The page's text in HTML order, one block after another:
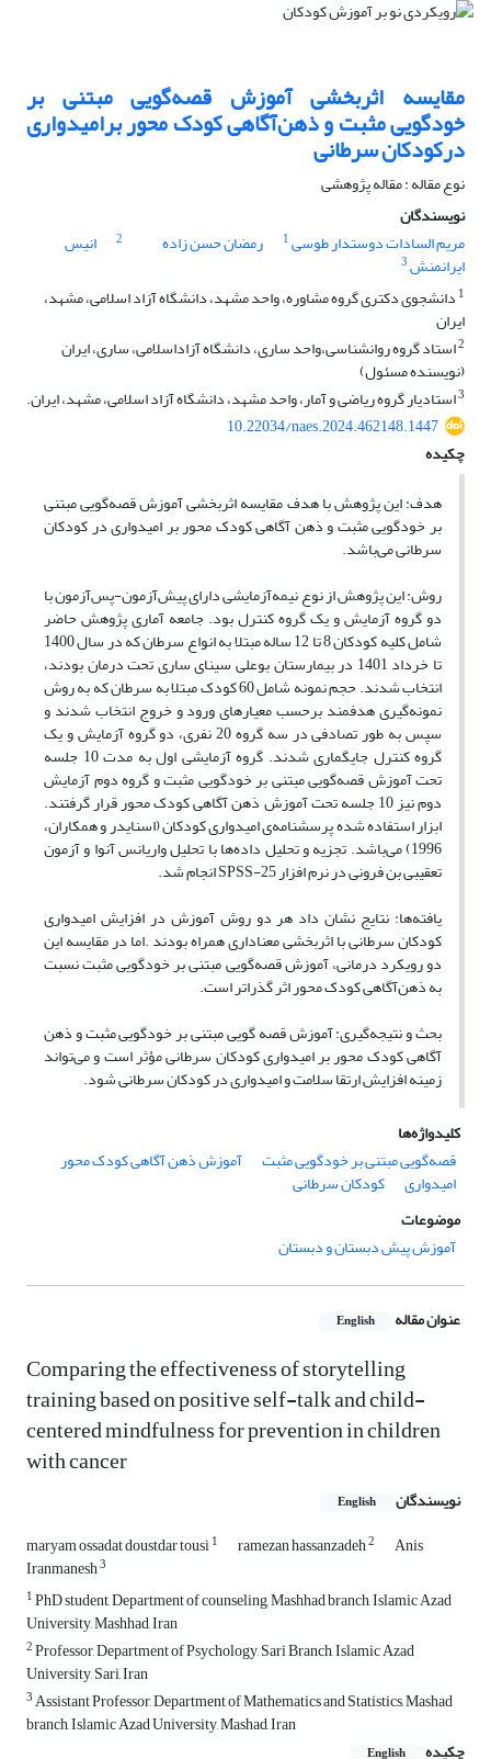
مقایسه اثربخشی آموزش قصه‌گویی مبتنی بر
خودگویی مثبت و ذهن‌آگاهی کودک محور برامیدواری
درکودکان سرطانی
نوع مقاله : مقاله پژوهشی
نویسندگان
مریم السادات دوستدار طوسی1 رمضان حسن زاده 2 انیس
ایرانمنش3
1 دانشجوی دکتری گروه مشاوره، واحد مشهد، دانشگاه آزاد اسلامی، مشهد،
ایران
2استاد گروه روانشناسی،واحد ساری، دانشگاه آزاداسلامی، ساری، ایران
(نویسنده مسئول)
3استادیار گروه ریاضی و آمار، واحد مشهد، دانشگاه آزاد اسلامی، مشهد، ایران.
10.22034/naes.2024.462148.1447
چکیده
هدف: این پژوهش با هدف مقایسه اثربخشی آموزش قصه‌گویی مبتنی
بر خودگویی مثبت و ذهن آگاهی کودک محور بر امیدواری در کودکان
سرطانی می‌باشد.
روش: این پژوهش از نوع نیمه‌آزمایشی دارای پیش‌آزمون-پس‌آزمون با
دو گروه آزمایش و یک گروه کنترل بود. جامعه آماری پژوهش حاضر
شامل کلیه کودکان 8 تا 12 ساله مبتلا به انواع سرطان که در سال 1400
تا خرداد 1401 در بیمارستان بوعلی سینای ساری تحت درمان بودند،
انتخاب شدند. حجم نمونه شامل 60 کودک مبتلا به سرطان که به روش
نمونه‌گیری هدفمند برحسب معیارهای ورود و خروج انتخاب شدند و
سپس به طور تصادفی در سه گروه 20 نفری، دو گروه آزمایش و یک
گروه کنترل جایگماری شدند. گروه آزمایشی اول به مدت 10 جلسه
تحت آموزش قصه‌‌گویی مبتنی بر خودگویی مثبت و گروه دوم آزمایش
دوم نیز 10 جلسه تحت آموزش ذهن آگاهی کودک محور قرار گرفتند.
ابزار استفاده شده پرسشنامه‌ی امیدواری کودکان (اسنایدر و همکاران،
1996) می‌باشد. تجزیه و تحلیل داده‌ها با تحلیل واریانس آنوا و آزمون
تعقیبی بن فرونی در نرم افزار SPSS-25 انجام شد.
یافته‌ها: نتایج نشان داد هر دو روش آموزش در افزایش امیدواری
کودکان سرطانی با اثربخشی معناداری همراه بودند .اما در مقایسه این
دو رویکرد درمانی، آموزش قصه‌گویی مبتنی بر خودگویی مثبت نسبت
به ذهن‌آگاهی کودک محور اثر گذراتر است.
بحث و نتیجه‌گیری: آموزش قصه گویی مبتنی بر خودگویی مثبت و ذهن
آگاهی کودک محور بر امیدواری کودکان سرطانی مؤثر است و می‌تواند
زمینه افزایش ارتقا سلامت و امیدواری در کودکان سرطانی شود.
کلیدواژه‌ها
قصه‌گویی مبتنی بر خودگویی مثبت
آموزش ذهن آگاهی کودک محور
امیدواری
کودکان سرطانی
موضوعات
آموزش پیش دبستان و دبستان
عنوان مقاله English
Comparing the effectiveness of storytelling
training based on positive self-talk and child-
centered mindfulness for prevention in children
with cancer
نویسندگان English
maryam ossadat doustdar tousi1 ramezan hassanzadeh2 Anis
Iranmanesh3
1PhD student, Department of counseling, Mashhad branch, Islamic Azad
University, Mashhad, Iran
2Professor, Department of Psychology, Sari Branch, Islamic Azad
University, Sari, Iran
3Assistant Professor, Department of Mathematics and Statistics, Mashad
branch, Islamic Azad University, Mashad, Iran
چکیده
English